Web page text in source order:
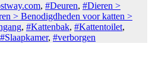
, #Deuren, #Dieren >
> Benodigdheden voor katten >
, #Kattenbak, #Kattentoilet,
#Slaapkamer, #verborgen